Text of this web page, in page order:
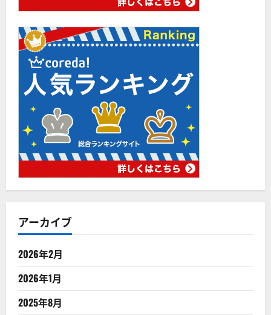
アーカイブ
2026年2月
2026年1月
2025年8月